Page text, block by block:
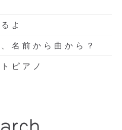
よ
名前から曲から？
ピアノ